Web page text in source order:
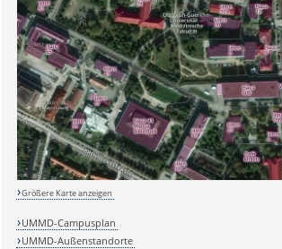
Sicherheitsabfrage:
Lösung:
Größere Karte anzeigen
UMMD-Campusplan
UMMD-Außenstandorte